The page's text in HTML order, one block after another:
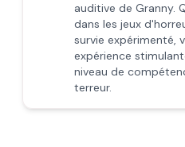
auditive de Granny.
dans les jeux
survie expérimenté,
expérience
niveau de
terreur.